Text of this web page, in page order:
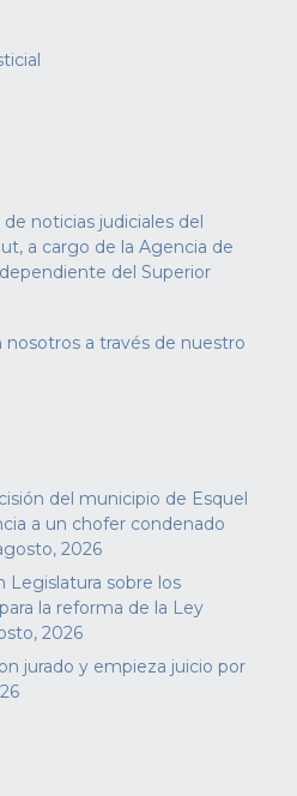
noticias judiciales del
a cargo de la Agencia de
del Superior
a través de nuestro
del municipio de Esquel
a un chofer condenado
2026
Legislatura sobre los
la reforma de la Ley
2026
jurado y empieza juicio por